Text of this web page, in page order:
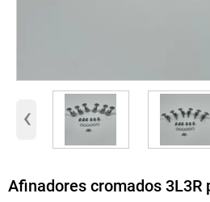
‹
Afinadores cromados 3L3R